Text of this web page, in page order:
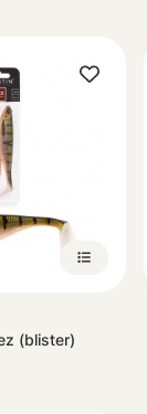
(blister)